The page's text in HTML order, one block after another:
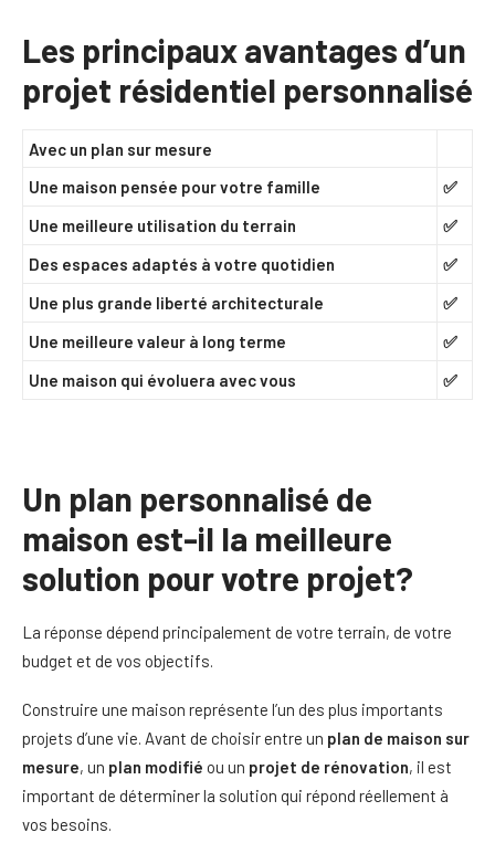
Les principaux avantages d’un
projet résidentiel personnalisé
Avec un plan sur mesure
Une maison pensée pour votre famille
✅
Une meilleure utilisation du terrain
✅
Des espaces adaptés à votre quotidien
✅
Une plus grande liberté architecturale
✅
Une meilleure valeur à long terme
✅
Une maison qui évoluera avec vous
✅
Un plan personnalisé de
maison est-il la meilleure
solution pour votre projet?
La réponse dépend principalement de votre terrain, de votre
budget et de vos objectifs.
Construire une maison représente l’un des plus importants
projets d’une vie. Avant de choisir entre un plan de maison sur
mesure, un plan modifié ou un projet de rénovation, il est
important de déterminer la solution qui répond réellement à
vos besoins.